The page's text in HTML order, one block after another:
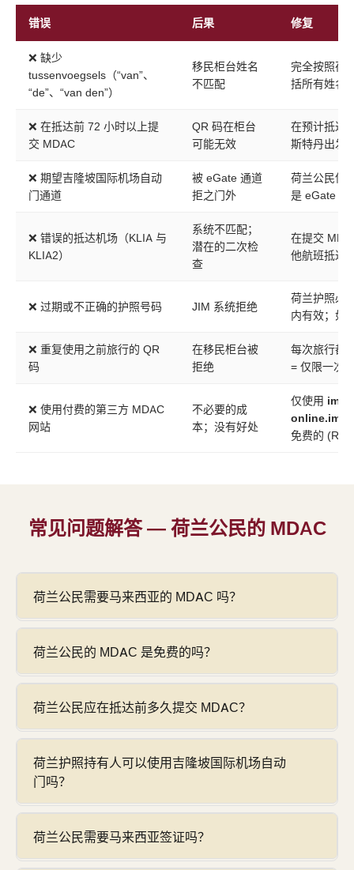
错误 后果 修复
❌ 缺少
tussenvoegsels（“van”、
“de”、“van den”）
移民柜台姓名
不匹配
完全按照荷
括所有姓名
❌ 在抵达前 72 小时以上提
交 MDAC
QR 码在柜台
可能无效
在预计抵达
斯特丹出发
❌ 期望吉隆坡国际机场自动
门通道
被 eGate 通道
拒之门外
荷兰公民使
是 eGate 通
❌ 错误的抵达机场（KLIA 与
KLIA2）
系统不匹配；
潜在的二次检
查
在提交
他航班抵达
❌ 过期或不正确的护照号码 JIM 系统拒绝
荷兰护照必
内有效；如
❌ 重复使用之前旅行的 QR
码
在移民柜台被
拒绝
每次旅行都
= 仅限一次
❌ 使用付费的第三方 MDAC
网站
不必要的成
本；没有好处
仅使用
免费的 (RM
常见问题解答 — 荷兰公民的 MDAC
荷兰公民需要马来西亚的 MDAC 吗？
荷兰公民的 MDAC 是免费的吗？
荷兰公民应在抵达前多久提交 MDAC？
荷兰护照持有人可以使用吉隆坡国际机场自动
门吗？
荷兰公民需要马来西亚签证吗？